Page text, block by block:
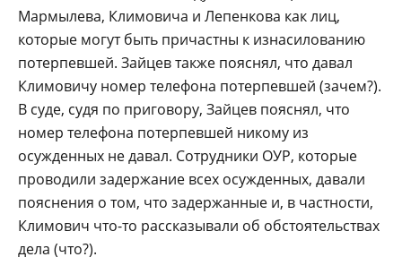
Мармылева, Климовича и Лепенкова как лиц,
которые могут быть причастны к изнасилованию
потерпевшей. Зайцев также пояснял, что давал
Климовичу номер телефона потерпевшей (зачем?).
В суде, судя по приговору, Зайцев пояснял, что
номер телефона потерпевшей никому из
осужденных не давал. Сотрудники ОУР, которые
проводили задержание всех осужденных, давали
пояснения о том, что задержанные и, в частности,
Климович что-то рассказывали об обстоятельствах
дела (что?).